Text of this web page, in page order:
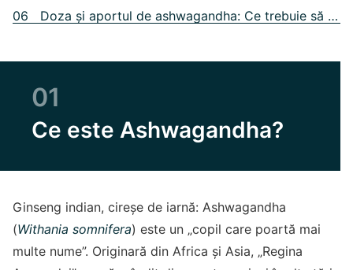
06 Doza și aportul de ashwagandha: Ce trebuie să luați în considerare?
01
Ce este Ashwagandha?
Ginseng indian, cireșe de iarnă: Ashwagandha
(Withania somnifera) este un „copil care poartă mai
multe nume”. Originară din Africa și Asia, „Regina